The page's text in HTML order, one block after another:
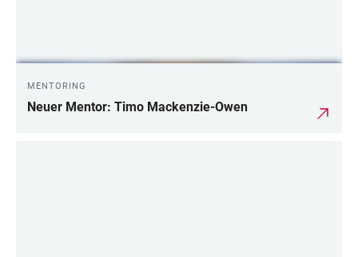
MENTORING
Neuer Mentor: Timo Mackenzie-Owen